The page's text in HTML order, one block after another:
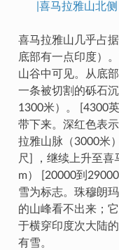
|喜马拉雅山北
喜马拉雅山几乎占
底部有一点印度）
山谷中可见。从底
一条被切割的砾石
1300米）。 [4300
带下来。深红色表
拉雅山脉（3000米
尺] ，继续上升至
m） [20000到
雪为标志。珠穆朗
的山峰看不出来；
于横穿印度次大陆
有雪。